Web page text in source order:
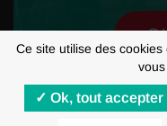
Ce site utilise des
Ok, tout accepter